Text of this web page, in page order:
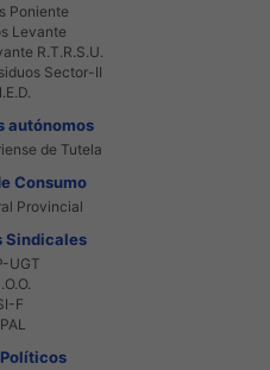
Poniente
Levante
R.T.R.S.U.
Sector-II
autónomos
de Tutela
Consumo
Provincial
Sindicales
UGT
F